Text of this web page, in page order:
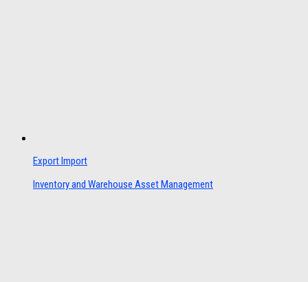
Export Import
Inventory and Warehouse Asset Management